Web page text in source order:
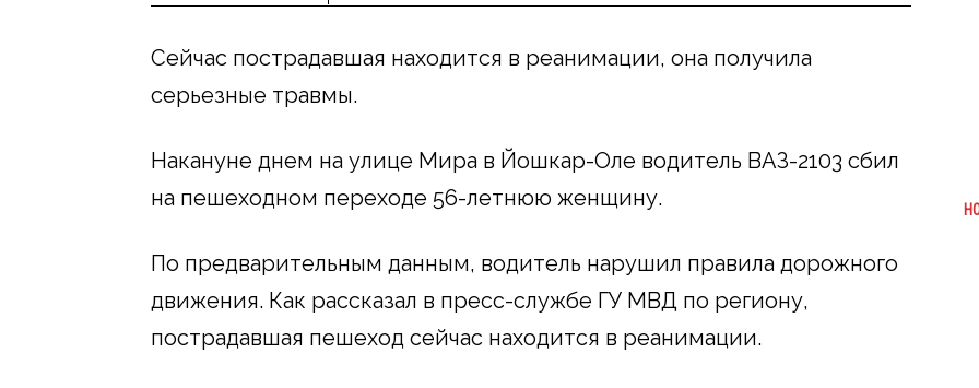
Сейчас пострадавшая находится в реанимации, она получила
серьезные травмы.
Накануне днем на улице Мира в Йошкар-Оле водитель ВАЗ-2103 сбил
на пешеходном переходе 56-летнюю женщину.
По предварительным данным, водитель нарушил правила дорожного
движения. Как рассказал в пресс-службе ГУ МВД по региону,
пострадавшая пешеход сейчас находится в реанимации.